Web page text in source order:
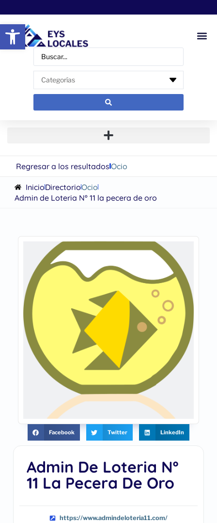
Abrir barra de herramientas
Regresar a los resultadosOcio
InicioDirectorioOcio
Admin de Loteria Nº 11 la pecera de oro
Admin De Loteria Nº
11 La Pecera De Oro
https://www.admindeloteria11.com/
Facebook Twitter LinkedIn